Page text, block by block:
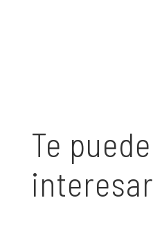
Te puede
interesar